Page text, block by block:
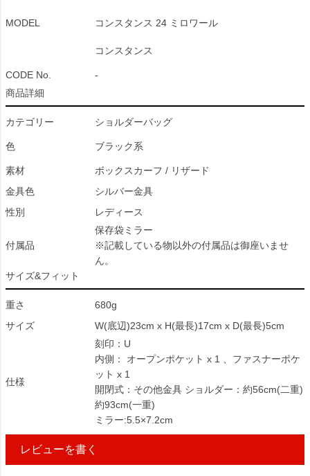
MODEL コンスタンス 24 ミロワール
コンスタンス
CODE No.
-
商品詳細
カテゴリー ショルダーバッグ
色 ブラック系
素材
ボックスカーフ / リザード
金具色
シルバー金具
性別
レディース
付属品
保存袋ミラー
※記載している物以外の付属品は御座いませ
ん。
サイズ&フィット
重さ
680g
サイズ
W(底辺)23cm x H(最長)17cm x D(最長)5cm
仕様
刻印：U
内側： オープンポケット x 1 、ファスナーポケ
ット x 1
開閉式：その他金具 ショルダー：約56cm(二重)
約93cm(一重)
ミラー:5.5×7.2cm
レビューを書く